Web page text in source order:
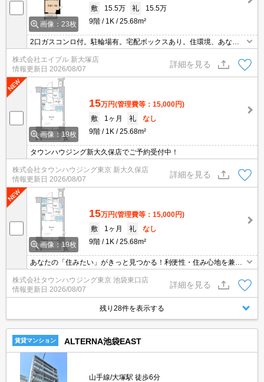
画像：23枚
敷
15.5万 礼
15.5万
9階
1K 25.68m²
2口ガスコンロ付。駐輪場有。宅配ボックスあり。住環境、あなた
の目でお確かめください。詳細はお問い合わせください。内見予約
受付中。
株式会社エイブル 新大塚店
情報更新日 2026/08/07
詳細を見る
画像：19枚
15万円(管理費等：15,000円)
敷
1ヶ月 礼
なし
9階
1K 25.68m²
タウンハウジング新大久保店でご予約受付中！
株式会社タウンハウジング東京 新大久保店
情報更新日 2026/08/07
詳細を見る
画像：19枚
15万円(管理費等：15,000円)
敷
1ヶ月 礼
なし
9階
1K 25.68m²
あなたの「住みたい」がきっと見つかる！利便性・住み心地を兼ね
揃えた賃貸物件！お気軽にご相談ください。お部屋探しはタウンハ
ウジングへお任せください！
株式会社タウンハウジング東京 池袋東口店
情報更新日 2026/08/07
詳細を見る
残り28件を表示する
賃貸マンション ALTERNA池袋EAST
山手線/大塚駅 徒歩6分